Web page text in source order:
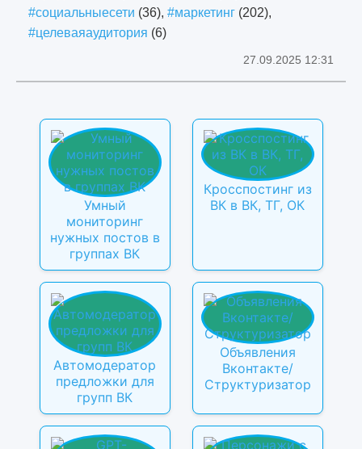
#социальныесети (36), #маркетинг (202),
#целеваяаудитория (6)
27.09.2025 12:31
Умный
мониторинг
нужных постов в
группах ВК
Кросспостинг из
ВК в ВК, ТГ, ОК
Автомодератор
предложки для
групп ВК
Объявления
Вконтакте/
Структуризатор